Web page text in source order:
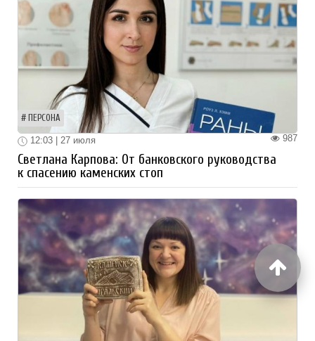
ПЕРСОНА
987
12:03 | 27 июля
Светлана Карпова: От банковского руководства
к спасению каменских стоп